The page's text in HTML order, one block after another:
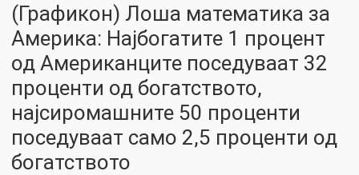
(Графикон) Лоша математика за
Америка: Најбогатите 1 процент
од Американците поседуваат 32
проценти од богатството,
најсиромашните 50 проценти
поседуваат само 2,5 проценти од
богатството